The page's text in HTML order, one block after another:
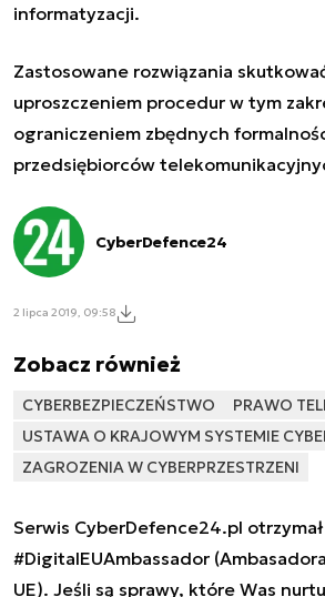
informatyzacji.
Zastosowane rozwiązania
uproszczeniem procedur w tym
ograniczeniem zbędnych
przedsiębiorców
CyberDefence24
2 lipca 2019, 09:58
Zobacz również
CYBERBEZPIECZEŃSTWO
PRAWO
USTAWA O KRAJOWYM SYSTEMIE
ZAGROZENIA W CYBERPRZESTRZENI
Serwis CyberDefence24.pl
#DigitalEUAmbassador
UE). Jeśli są sprawy, które Was